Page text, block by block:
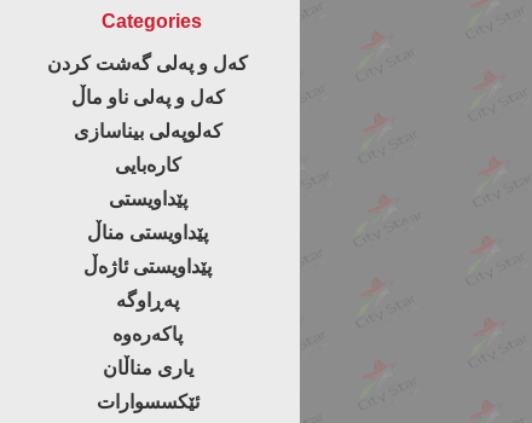
Categories
کەل و پەلی گەشت کردن
کەل و پەلی ناو ماڵ
کەلوپەلی بیناسازی
کارەبایی
پێداویستی
پێداویستی مناڵ
پێداویستی ئاژەڵ
پەڕاوگە
پاکەرەوە
یاری مناڵان
ئێکسسوارات